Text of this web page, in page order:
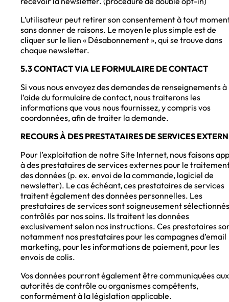
L’utilisateur peut retirer son consentement à tout
sans donner de raisons. Le moyen le plus simple est de
cliquer sur le lien « Désabonnement », qui se trouve dans
chaque newsletter.
5.3 CONTACT VIA LE FORMULAIRE DE CONTACT
Si vous nous envoyez des demandes de renseignements à
l’aide du formulaire de contact, nous traiterons les
informations que vous nous fournissez, y compris vos
coordonnées, afin de traiter la demande.
RECOURS À DES PRESTATAIRES DE SERVICES
Pour l’exploitation de notre Site Internet, nous faisons
à des prestataires de services externes pour le
des données (p. ex. envoi de la commande, logiciel de
newsletter). Le cas échéant, ces prestataires de services
traitent également des données personnelles. Les
prestataires de services sont soigneusement
contrôlés par nos soins. Ils traitent les données
exclusivement selon nos instructions. Ces prestataires
notamment nos prestataires pour les campagnes d’email
marketing, pour les informations de paiement, pour les
envois de colis.
Vos données pourront également être communiquées aux
autorités de contrôle ou organismes compétents,
conformément à la législation applicable.